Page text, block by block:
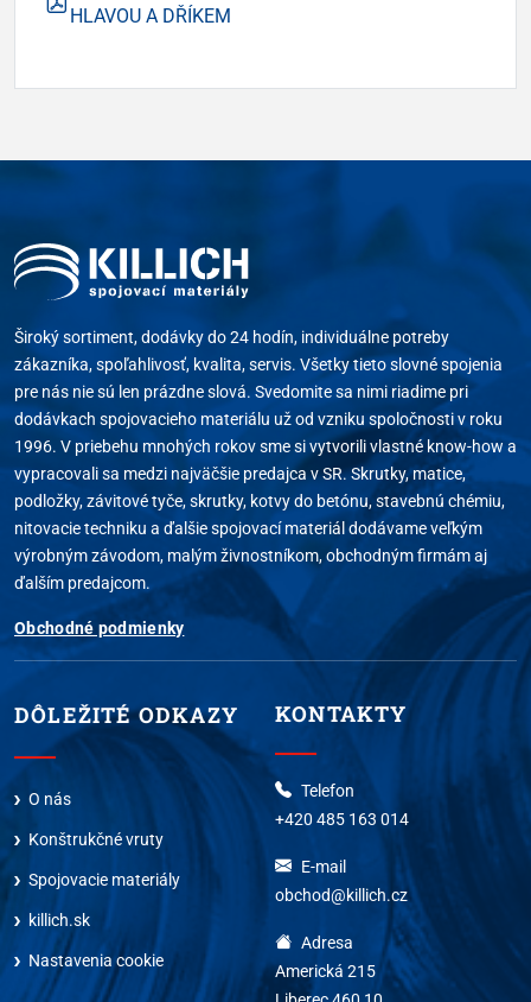
HLAVOU A DŘÍKEM
Široký sortiment, dodávky do 24 hodín, individuálne potreby
zákazníka, spoľahlivosť, kvalita, servis. Všetky tieto slovné spojenia
pre nás nie sú len prázdne slová. Svedomite sa nimi riadime pri
dodávkach spojovacieho materiálu už od vzniku spoločnosti v roku
1996. V priebehu mnohých rokov sme si vytvorili vlastné know-how a
vypracovali sa medzi najväčšie predajca v SR. Skrutky, matice,
podložky, závitové tyče, skrutky, kotvy do betónu, stavebnú chémiu,
nitovacie techniku a ďalšie spojovací materiál dodávame veľkým
výrobným závodom, malým živnostníkom, obchodným firmám aj
ďalším predajcom.
Obchodné podmienky
DÔLEŽITÉ ODKAZY
O nás
Konštrukčné vruty
Spojovacie materiály
killich.sk
Nastavenia cookie
KONTAKTY
Telefon
+420 485 163 014
E-mail
obchod@killich.cz
Adresa
Americká 215